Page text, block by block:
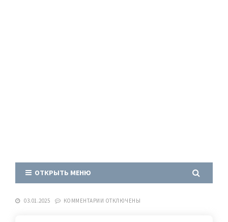
ОТКРЫТЬ МЕНЮ
03.01.2025 КОММЕНТАРИИ ОТКЛЮЧЕНЫ